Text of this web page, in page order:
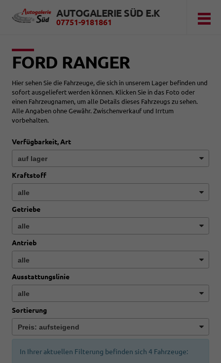
AUTOGALERIE SÜD E.K
07751-9181861
FORD RANGER
Hier sehen Sie die Fahrzeuge, die sich in unserem Lager befinden und
sofort ausgeliefert werden können. Klicken Sie in das Foto oder
einen Fahrzeugnamen, um alle Details dieses Fahrzeugs zu sehen.
Alle Angaben ohne Gewähr. Zwischenverkauf und Irrtum
vorbehalten.
Verfügbarkeit, Art
Kraftstoff
Getriebe
Antrieb
Ausstattungslinie
Sortierung
In Ihrer aktuellen Filterung befinden sich 4 Fahrzeuge: